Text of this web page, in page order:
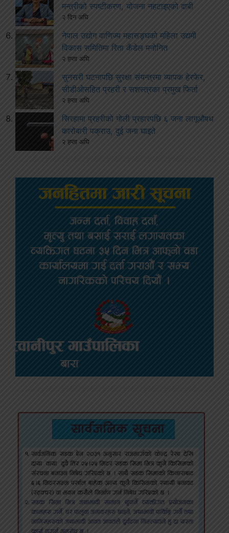
मन्त्रीको स्पष्टीकरण, योजना नहटाइएको दाबी
२ दिन अघि
नेपाल उद्योग वाणिज्य महासङ्घको महिला उद्यमी
विकास समितिमा रिता कँडेल मनोनित
२ हप्ता अघि
सुनसरी घटनापछि सुरक्षा संयन्त्रमा व्यापक हेरफेर,
सीडीओसहित प्रहरी र सशस्त्रका प्रमुख फिर्ता
२ हप्ता अघि
सिरहामा प्रहरीको गोली प्रहारपछि ६ जना लागूऔषध
कारोबारी पक्राउ, दुई जना घाइते
२ हप्ता अघि